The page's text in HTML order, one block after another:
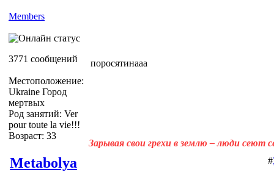
Members
3771 сообщений
Местоположение:
Ukraine Город
мертвых
Род занятий: Ver
pour toute la vie!!!
Возраст: 33
поросятинааа
Зарывая свои грехи в землю – люди сеют
Metabolya #